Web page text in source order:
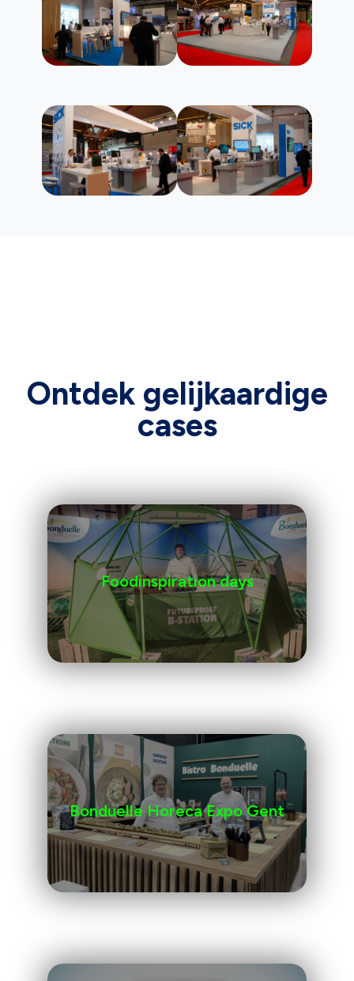
Ontdek gelijkaardige
cases
Foodinspiration days
Bonduelle Horeca Expo Gent